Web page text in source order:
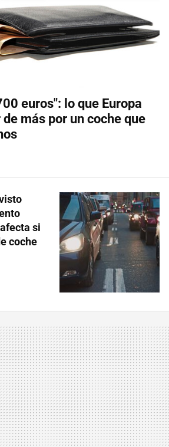
euros": lo que Europa
más por un coche que
si
coche